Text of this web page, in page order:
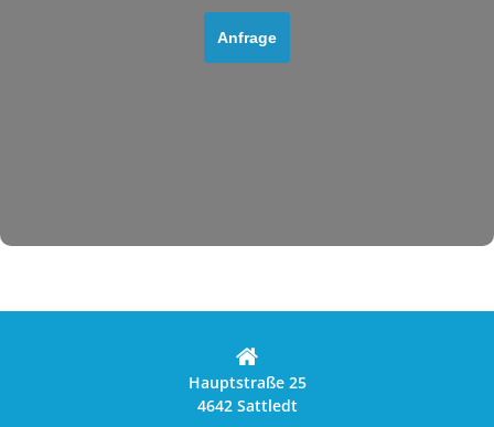
Hauptstraße 25
4642 Sattledt